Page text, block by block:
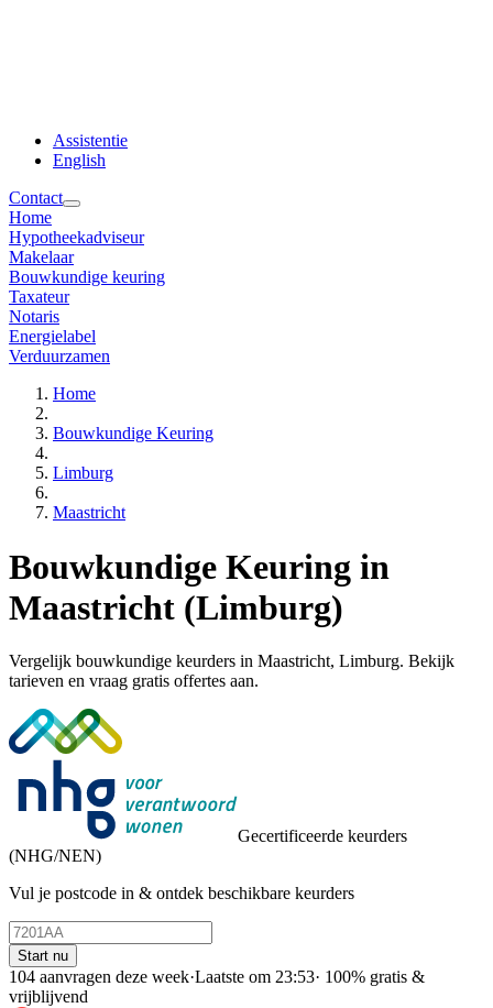
Assistentie
English
Contact
Home
Hypotheekadviseur
Makelaar
Bouwkundige keuring
Taxateur
Notaris
Energielabel
Verduurzamen
Home
Bouwkundige Keuring
Limburg
Maastricht
Bouwkundige Keuring in
Maastricht (Limburg)
Vergelijk bouwkundige keurders in Maastricht, Limburg. Bekijk
tarieven en vraag gratis offertes aan.
Gecertificeerde keurders
(NHG/NEN)
Vul je postcode in & ontdek beschikbare keurders
Start nu
104 aanvragen deze week·Laatste om 23:53· 100% gratis &
vrijblijvend